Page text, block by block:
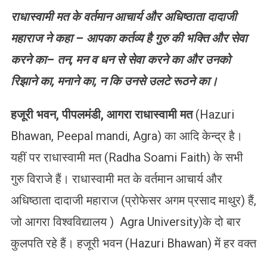
राधास्वामी मत के वर्तमान आचार्य और अधिष्ठाता दादाजी
महाराज ने कहा – आपका कर्तव्य है गुरु की भक्ति और सेवा
करने का– तन, मन व धन से सेवा करने का और उनको
रिझाने का, मनाने का, न कि उनसे उलटे रूठने का।
हजूरी भवन,पीपलमंडी, आगरा राधास्वामी मत(Hazuri
Bhawan, Peepal mandi, Agra) का आदि केन्द्र है।
यहीं पर राधास्वामी मत (Radha Soami Faith) के सभी
गुरु विराजे हैं। राधास्वामी मत के वर्तमान आचार्य और
अधिष्ठाता दादाजी महाराज (प्रोफेसर अगम प्रसाद माथुर) हैं,
जो आगरा विश्वविद्यालय ) Agra University)के दो बार
कुलपति रहे हैं। हजूरी भवन (Hazuri Bhawan) में हर वक्त